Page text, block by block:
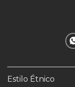
Estilo Étnico